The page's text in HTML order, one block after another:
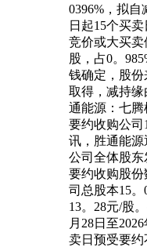
0396%，拟
日起15个买
竞价或大买卖
股，占0。
钱确定，股
取得，减持
通能源：七腾
要约收购公司
讯，胜通能
公司全体股
要约收购股份
司总股本15
13。28元/股
月28日至
卖日预受要